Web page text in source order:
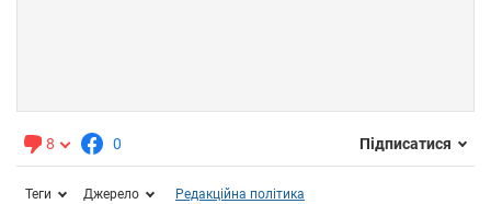
8 0 Підписатися
Теги Джерело Редакційна політика